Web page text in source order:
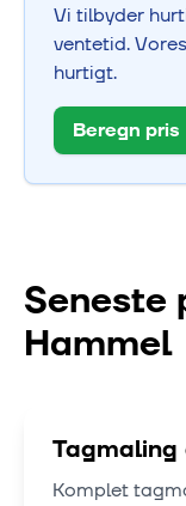
Vi tilbyder
ventetid.
hurtigt.
Beregn pris
Seneste
Hammel
Komplet